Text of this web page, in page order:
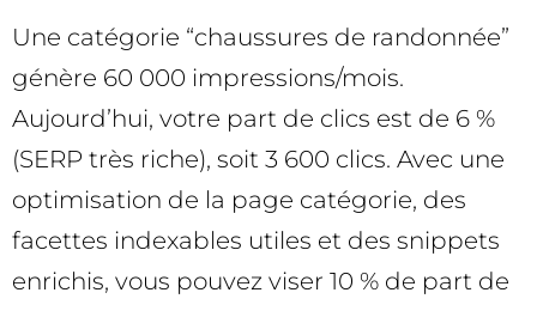
Une catégorie “chaussures de randonnée”
génère 60 000 impressions/mois.
Aujourd’hui, votre part de clics est de 6 %
(SERP très riche), soit 3 600 clics. Avec une
optimisation de la page catégorie, des
facettes indexables utiles et des snippets
enrichis, vous pouvez viser 10 % de part de